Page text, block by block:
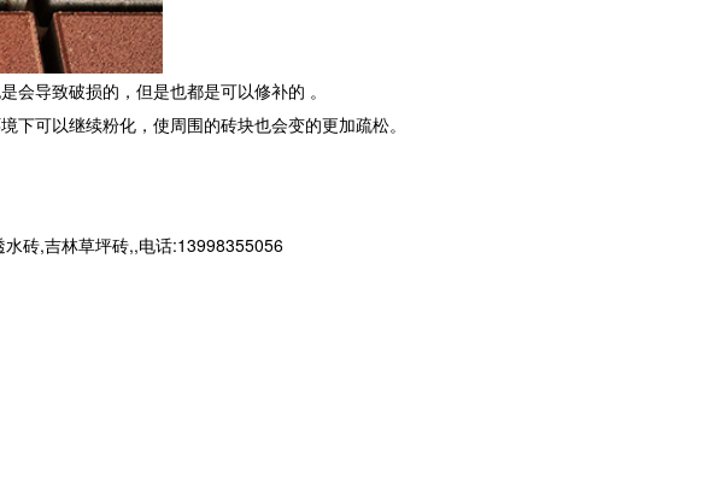
导致破损的，但是也都是可以修补的 。
可以继续粉化，使周围的砖块也会变的更加疏松。
砖,吉林草坪砖,,电话:13998355056